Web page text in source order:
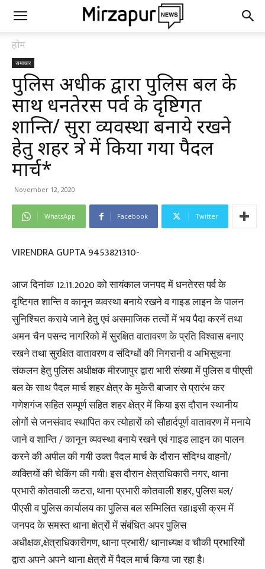
होम
समाचार
पुलिस अधीक्षक द्वारा पुलिस बल के
साथ धनतेरस पर्व के दृष्टिगत
शान्ति/ सुरक्षा व्यवस्था बनाये रखने
हेतु शहर क्षेत्र में किया गया पैदल
मार्च*
November 12, 2020
WhatsApp Facebook Twitter
VIRENDRA GUPTA 9453821310-
आज दिनांक 12.11.2020 को सायंकाल जनपद में धनतेरस पर्व के
दृष्टिगत शान्ति व कानून व्यवस्था बनाये रखने व गाइड लाइन के पालन
सुनिश्चित कराये जाने हेतु एवं असमाजिक तत्वों में भय पैदा करनें तथा
अमन चैन पसन्द नागरिको में सुरक्षित वातावरण के प्रति विश्वास बनाए
रखने तथा सुरक्षित वातावरण व संदिग्धों की निगरानी व अभिसूचना
संकलन हेतु पुलिस अधीक्षक मीरजापुर द्वारा भारी संख्या में पुलिस व पीएसी
बल के साथ पैदल मार्च शहर क्षेत्र के मुकेरी बाजार से प्रारंभ कर
गणेशगंज सहित सम्पूर्ण सहित शहर क्षेत्र में किया इस दौरान स्थानीय
लोगों से जनसंवाद स्थापित कर त्योहारों को सौहार्दपूर्ण वातावरण में मनाये
जाने व शान्ति / कानून व्यवस्था बनाये रखने एवं गाइड लाइन का पालन
करने की अपील की गयी उक्त पैदल मार्च के दौरान संदिग्ध वाहनों/
व्यक्तियों की चेकिंग की गयी। इस दौरान क्षेत्राधिकारी नगर, थाना
प्रभारी कोतवाली कटरा, थाना प्रभारी कोतवाली शहर, पुलिस बल/
पीएसी व पुलिस कार्यालय का पुलिस बल सम्मिलित रहा।इसी क्रम में
जनपद के समस्त थाना क्षेत्रों में संबंधित अपर पुलिस
अधीक्षक,क्षेत्राधिकारीगण, थाना प्रभारी/ थानाध्यक्ष व चौकी प्रभारियों
द्वारा अपने अपने थाना क्षेत्रों में पैदल मार्च किया जा रहा है।